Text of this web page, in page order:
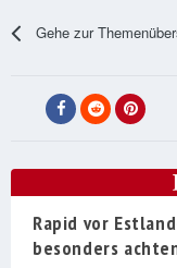
Gehe zur
Rapid vor
besonders